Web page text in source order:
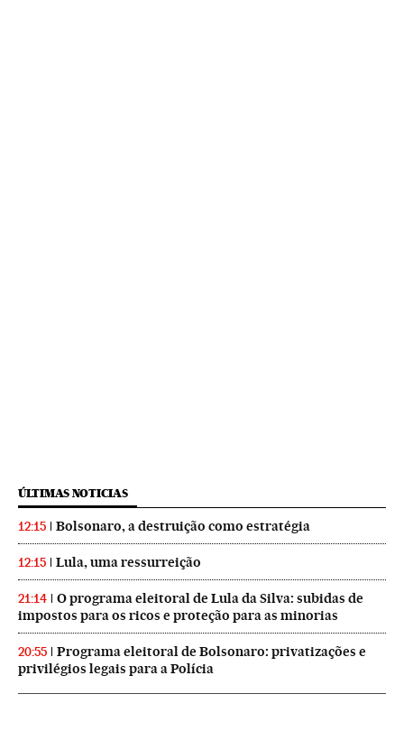
ÚLTIMAS NOTICIAS
12:15 Bolsonaro, a destruição como estratégia
12:15 Lula, uma ressurreição
21:14
O programa eleitoral de Lula da Silva: subidas de
impostos para os ricos e proteção para as minorias
20:55
Programa eleitoral de Bolsonaro: privatizações e
privilégios legais para a Polícia